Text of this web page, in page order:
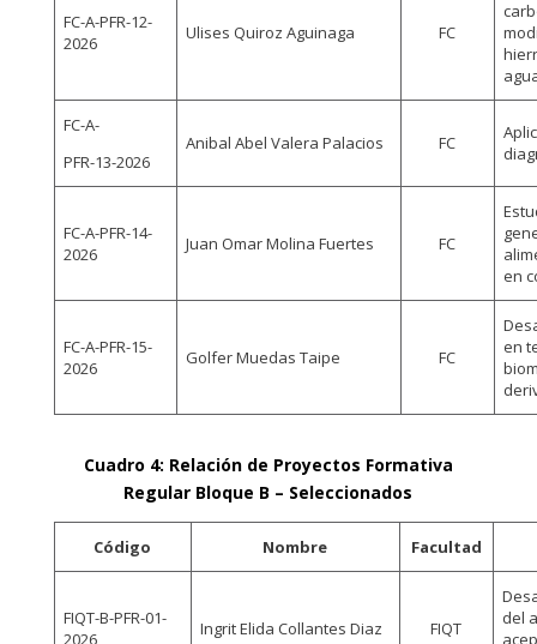
FC-A-PFR-12-
2026
Ulises Quiroz Aguinaga FC
FC-A-
PFR-13-2026
Anibal Abel Valera Palacios FC
FC-A-PFR-14-
2026
Juan Omar Molina Fuertes FC
en
FC-A-PFR-15-
2026
Golfer Muedas Taipe FC
en
Cuadro 4: Relación de Proyectos Formativa
Regular Bloque B – Seleccionados
Código Nombre Facultad
FIQT-B-PFR-01-
2026
Ingrit Elida Collantes Diaz FIQT
del